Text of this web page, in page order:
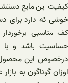
کیفیت این مایع
خوشی که دارد برای
کف مناسبی
حساسیت باشد و با
درخصوص این محصول
اوزان گوناگون به